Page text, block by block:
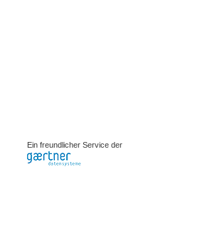
Ein freundlicher Service der